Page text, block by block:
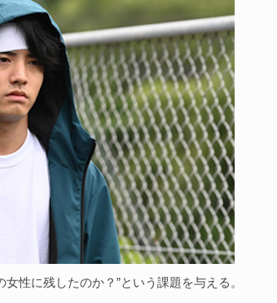
性に残したのか？”という課題を与える。